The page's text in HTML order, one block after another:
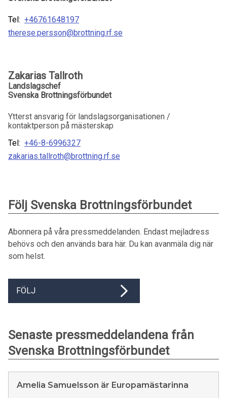
Tel: +46761648197
therese.persson@brottning.rf.se
Zakarias Tallroth
Landslagschef
Svenska Brottningsförbundet
Ytterst ansvarig för landslagsorganisationen /
kontaktperson på mästerskap
Tel: +46-8-6996327
zakarias.tallroth@brottning.rf.se
Följ Svenska Brottningsförbundet
Abonnera på våra pressmeddelanden. Endast mejladress
behövs och den används bara här. Du kan avanmäla dig när
som helst.
FÖLJ
Senaste pressmeddelandena från
Svenska Brottningsförbundet
Amelia Samuelsson är Europamästarinna